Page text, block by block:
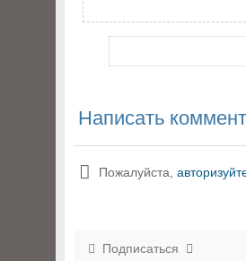
Написать
Пожалуйста,
Подписаться